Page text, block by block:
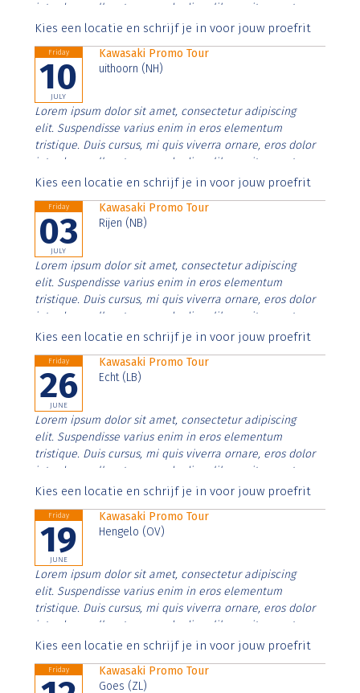
interdum nulla, ut commodo diam libero vitae erat.
Aenean faucibus nibh et justo cursus id rutrum lorem
Kies een locatie en schrijf je in voor jouw proefrit
Friday
10
JULY
Kawasaki Promo Tour
uithoorn (NH)
Lorem ipsum dolor sit amet, consectetur adipiscing
elit. Suspendisse varius enim in eros elementum
tristique. Duis cursus, mi quis viverra ornare, eros dolor
interdum nulla, ut commodo diam libero vitae erat.
Aenean faucibus nibh et justo cursus id rutrum lorem
Kies een locatie en schrijf je in voor jouw proefrit
Friday
03
JULY
Kawasaki Promo Tour
Rijen (NB)
Lorem ipsum dolor sit amet, consectetur adipiscing
elit. Suspendisse varius enim in eros elementum
tristique. Duis cursus, mi quis viverra ornare, eros dolor
interdum nulla, ut commodo diam libero vitae erat.
Aenean faucibus nibh et justo cursus id rutrum lorem
Kies een locatie en schrijf je in voor jouw proefrit
Friday
26
JUNE
Kawasaki Promo Tour
Echt (LB)
Lorem ipsum dolor sit amet, consectetur adipiscing
elit. Suspendisse varius enim in eros elementum
tristique. Duis cursus, mi quis viverra ornare, eros dolor
interdum nulla, ut commodo diam libero vitae erat.
Aenean faucibus nibh et justo cursus id rutrum lorem
Kies een locatie en schrijf je in voor jouw proefrit
Friday
19
JUNE
Kawasaki Promo Tour
Hengelo (OV)
Lorem ipsum dolor sit amet, consectetur adipiscing
elit. Suspendisse varius enim in eros elementum
tristique. Duis cursus, mi quis viverra ornare, eros dolor
interdum nulla, ut commodo diam libero vitae erat.
Aenean faucibus nibh et justo cursus id rutrum lorem
Kies een locatie en schrijf je in voor jouw proefrit
Friday
Kawasaki Promo Tour
Goes (ZL)